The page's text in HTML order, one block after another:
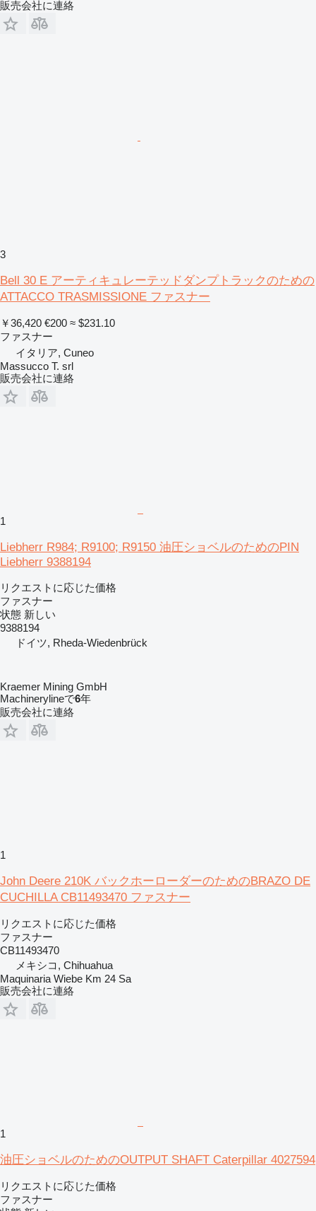
販売会社に連絡
3
Bell 30 E アーティキュレーテッドダンプトラックのための
ATTACCO TRASMISSIONE ファスナー
￥36,420 €200 ≈ $231.10
ファスナー
イタリア, Cuneo
Massucco T. srl
販売会社に連絡
1
Liebherr R984; R9100; R9150 油圧ショベルのためのPIN
Liebherr 9388194
リクエストに応じた価格
ファスナー
状態 新しい
9388194
ドイツ, Rheda-Wiedenbrück
Kraemer Mining GmbH
Machinerylineで6年
販売会社に連絡
1
John Deere 210K バックホーローダーのためのBRAZO DE
CUCHILLA CB11493470 ファスナー
リクエストに応じた価格
ファスナー
CB11493470
メキシコ, Chihuahua
Maquinaria Wiebe Km 24 Sa
販売会社に連絡
1
油圧ショベルのためのOUTPUT SHAFT Caterpillar 4027594
リクエストに応じた価格
ファスナー